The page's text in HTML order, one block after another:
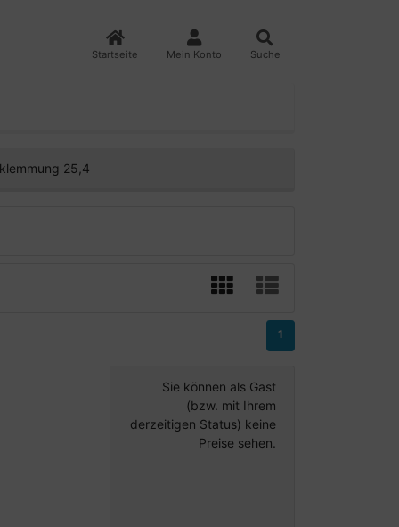
Startseite Mein Konto Suche
25,4
1
Sie können als Gast
(bzw. mit Ihrem
derzeitigen Status) keine
Preise sehen.